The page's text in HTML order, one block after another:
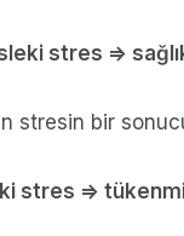
stres =>
stresin bir
stres =>